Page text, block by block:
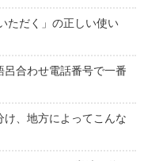
ただく」の正しい使い
合わせ電話番号で一番
、地方によってこんな